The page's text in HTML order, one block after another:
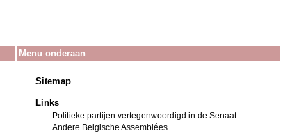
Menu onderaan
Sitemap
Links
Politieke partijen vertegenwoordigd in de Senaat
Andere Belgische Assemblées